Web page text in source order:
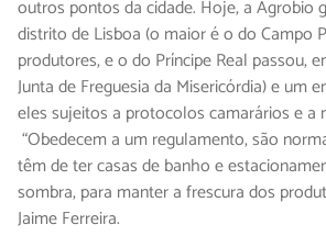
outros pontos da cidade. Hoje, a Agrobio
distrito de Lisboa (o maior é o do Campo
produtores, e o do Príncipe Real passou,
Junta de Freguesia da Misericórdia) e um
eles sujeitos a protocolos camarários e a
“Obedecem a um regulamento, são
têm de ter casas de banho e
sombra, para manter a frescura dos
Jaime Ferreira.